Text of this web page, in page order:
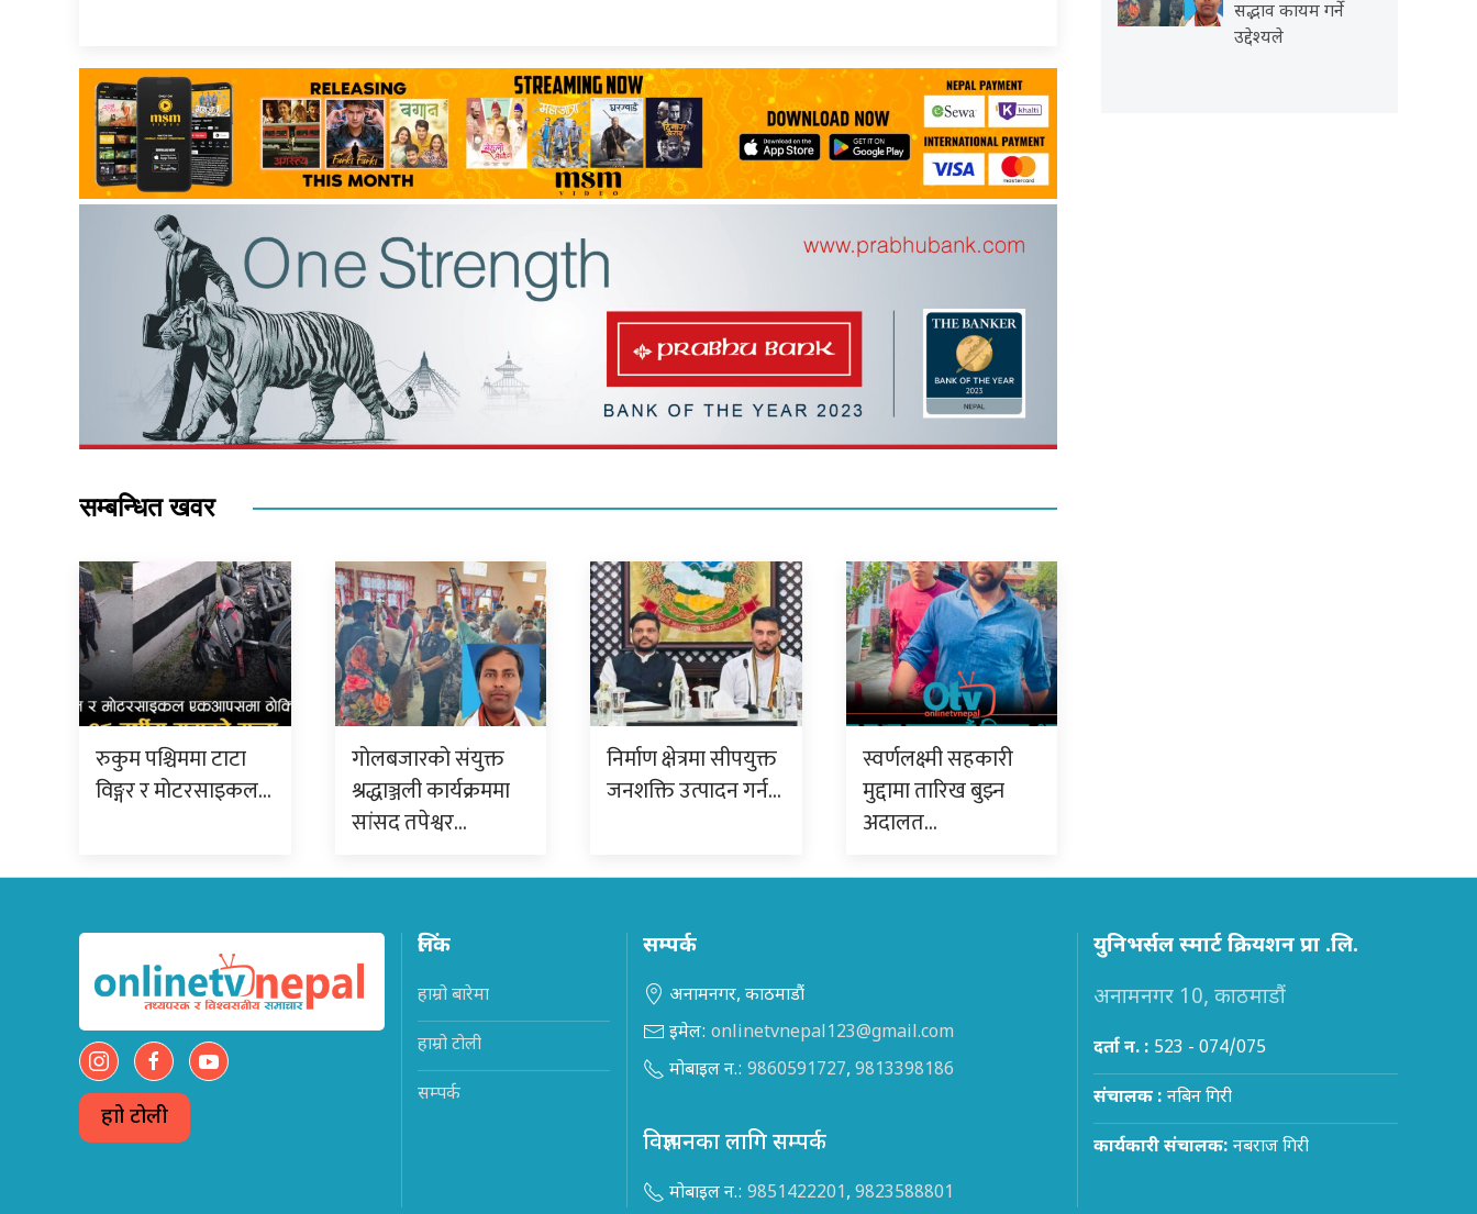
सम्बन्धित खवर
रुकुम पश्चिममा टाटा
विङ्गर र मोटरसाइकल…
गोलबजारको संयुक्त
श्रद्धाञ्जली कार्यक्रममा
सांसद तपेश्वर…
निर्माण क्षेत्रमा सीपयुक्त
जनशक्ति उत्पादन गर्न…
स्वर्णलक्ष्मी सहकारी
मुद्दामा तारिख बुझ्न
अदालत…
सद्भाव कायम गर्ने
उद्देश्यले
हाम्रो टोली
लिंक
हाम्रो बारेमा
हाम्रो टोली
सम्पर्क
सम्पर्क
अनामनगर, काठमाडौं
इमेल: onlinetvnepal123@gmail.com
मोबाइल न.: 9860591727, 9813398186
विज्ञापनका लागि सम्पर्क
मोबाइल न.: 9851422201, 9823588801
युनिभर्सल स्मार्ट क्रियशन प्रा .लि.
अनामनगर 10, काठमाडौं
दर्ता न. : 523 - 074/075
संचालक : नबिन गिरी
कार्यकारी संचालक: नबराज गिरी